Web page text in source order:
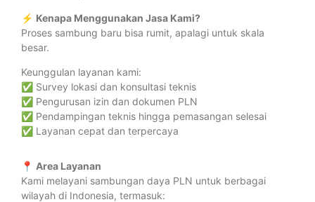
⚡ Kenapa Menggunakan Jasa Kami?
Proses sambung baru bisa rumit, apalagi untuk skala
besar.
Keunggulan layanan kami:
✅ Survey lokasi dan konsultasi teknis
✅ Pengurusan izin dan dokumen PLN
✅ Pendampingan teknis hingga pemasangan selesai
✅ Layanan cepat dan terpercaya
📍 Area Layanan
Kami melayani sambungan daya PLN untuk berbagai
wilayah di Indonesia, termasuk: